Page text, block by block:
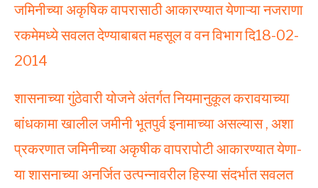
जमिनीच्या अकृषिक वापरासाठी आकारण्यात येणाऱ्या नजराणा
रकमेमध्ये सवलत देण्याबाबत महसूल व वन विभाग दि18-02-
2014
शासनाच्या गुंठेवारी योजने अंतर्गत नियमानुकूल करावयाच्या
बांधकामा खालील जमीनी भूतपुर्व इनामाच्या असल्यास , अशा
प्रकरणात जमिनीच्या अकृषीक वापरापोटी आकारण्यात येणा-
या शासनाच्या अनर्जित उत्पन्नावरील हिस्या संदर्भात सवलत